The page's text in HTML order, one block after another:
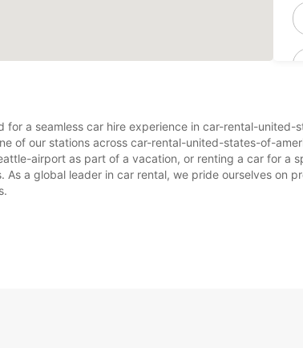
for a seamless car hire experience in car-rental-
of our stations across car-rental-united-states-of-
airport as part of a vacation, or renting a car for a
a global leader in car rental, we pride ourselves on